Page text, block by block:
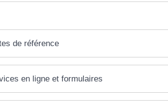
de référence
en ligne et formulaires